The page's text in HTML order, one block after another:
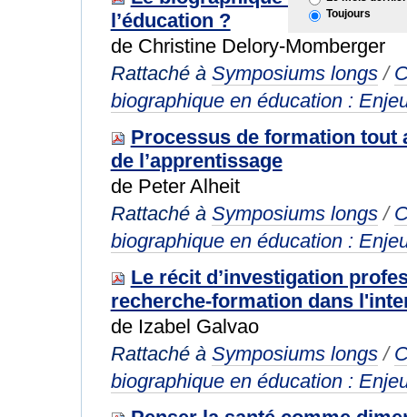
Toujours
l’éducation ?
de Christine Delory-Momberger
Rattaché à Symposiums longs /
biographique en éducation :
Processus de formation tout
de l’apprentissage
de Peter Alheit
Rattaché à Symposiums longs /
biographique en éducation :
Le récit d’investigation
recherche-formation dans
de Izabel Galvao
Rattaché à Symposiums longs /
biographique en éducation :